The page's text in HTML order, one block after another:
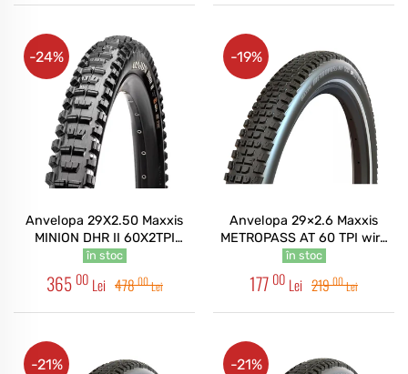
Anvelopa 29X2.50 Maxxis
MINION DHR II 60X2TPI
foldabil 3CG/DH/TR
în stoc
365 00 Lei 47800Lei
-24%
Anvelopa 29×2.6 Maxxis
METROPASS AT 60 TPI wire
4S, RI, EXO, TR, REF
în stoc
177 00 Lei 21900Lei
-19%
-21% -21%